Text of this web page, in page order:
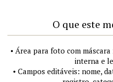
O que este
• Área para foto com
interna e
• Campos editáveis: nome,